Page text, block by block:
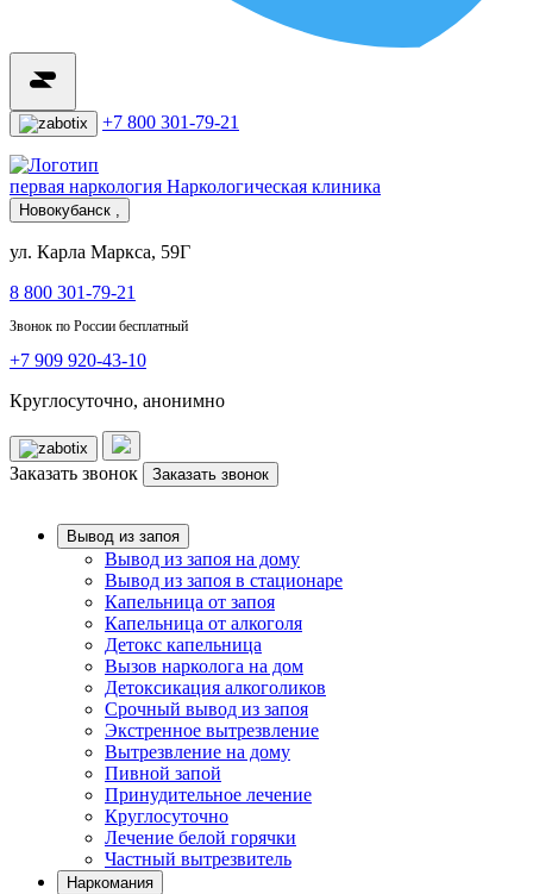
+7 800 301-79-21
первая наркология Наркологическая клиника
Новокубанск ,
ул. Карла Маркса, 59Г
8 800 301-79-21
Звонок по России бесплатный
+7 909 920-43-10
Круглосуточно, анонимно
Заказать звонок Заказать звонок
Вывод из запоя
Вывод из запоя на дому
Вывод из запоя в стационаре
Капельница от запоя
Капельница от алкоголя
Детокс капельница
Вызов нарколога на дом
Детоксикация алкоголиков
Срочный вывод из запоя
Экстренное вытрезвление
Вытрезвление на дому
Пивной запой
Принудительное лечение
Круглосуточно
Лечение белой горячки
Частный вытрезвитель
Наркомания